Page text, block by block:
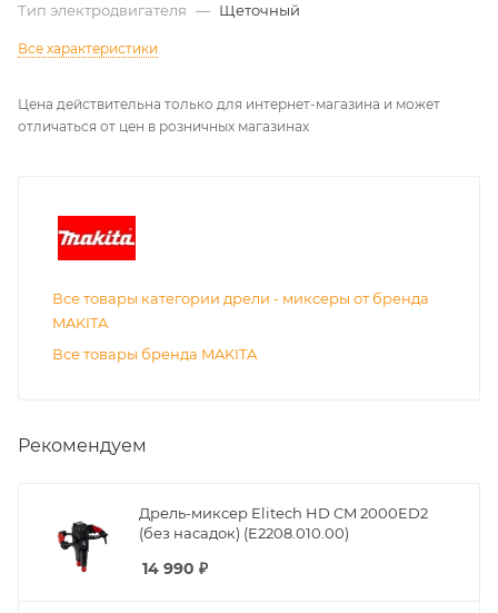
Тип электродвигателя — Щеточный
Все характеристики
Цена действительна только для интернет-магазина и может
отличаться от цен в розничных магазинах
Все товары категории дрели - миксеры от бренда
MAKITA
Все товары бренда MAKITA
Рекомендуем
Дрель-миксер Elitech HD CM 2000ED2
(без насадок) (E2208.010.00)
14 990 ₽